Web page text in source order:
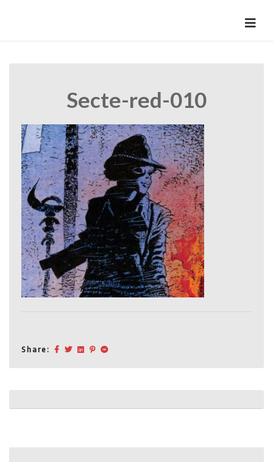
Secte-red-010
Share:
Post